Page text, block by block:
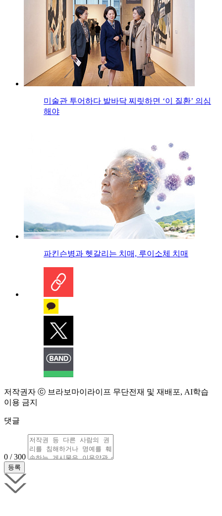
미술관 투어하다 발바닥 찌릿하면 ‘이 질환’ 의심
해야
파킨슨병과 헷갈리는 치매, 루이소체 치매
저작권자 ⓒ 브라보마이라이프 무단전재 및 재배포, AI학습
이용 금지
댓글
0 / 300